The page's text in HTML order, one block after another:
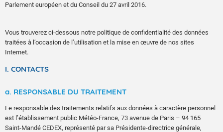
Parlement européen et du Conseil du 27 avril 2016.
Vous trouverez ci-dessous notre politique de confidentialité des données
traitées à l’occasion de l’utilisation et la mise en œuvre de nos sites
Internet.
I. CONTACTS
a. RESPONSABLE DU TRAITEMENT
Le responsable des traitements relatifs aux données à caractère personnel
est l’établissement public Météo-France, 73 avenue de Paris – 94 165
Saint-Mandé CEDEX, représenté par sa Présidente-directrice générale,